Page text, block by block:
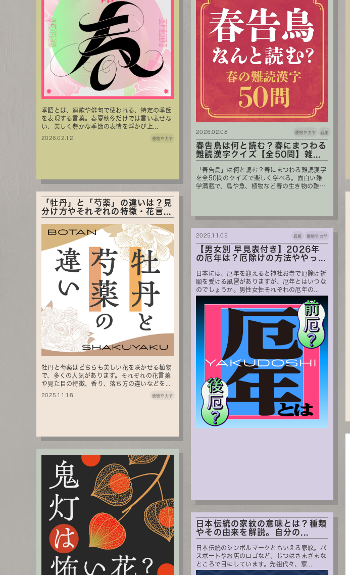
季語とは、連歌や俳句で使われる、特定の季節
を表現する言葉。春夏秋冬だけでは言い表せな
い、美しく豊かな季節の表情を浮かび上...
2026.02.12 倭物やカヤ
春告鳥は何と読む？春にまつわる
難読漢字クイズ【全50問】雑...
「春告鳥」は何と読む？春にまつわる難読漢字
を全50問のクイズで楽しく学べる。面白い雑
学満載で、鳥や魚、植物など春の生き物の難
2026.02.08 倭物やカヤ 岩座
「牡丹」と「芍薬」の違いは？見
分け方やそれぞれの特徴・花言...
牡丹と芍薬はどちらも美しい花を咲かせる植物
で、多くの人気があります。それぞれの花言葉
や見た目の特徴、香り、落ち方の違いなどを...
2025.11.18 倭物やカヤ
【男女別 早見表付き】2026年
の厄年は？厄除けの方法ややっ...
日本には、厄年を迎えると神社お寺で厄除け祈
願を受ける風習がありますが、厄年とはいつな
のでしょうか。男性女性それぞれの厄年の...
2025.11.05 岩座 倭物やカヤ
日本伝統の家紋の意味とは？種類
やその由来を解説。自分の...
日本伝統のシンボルマークともいえる家紋。パ
スポートやお店のロゴなど、じつはさまざまな
ところで目にしています。先祖代々、家...